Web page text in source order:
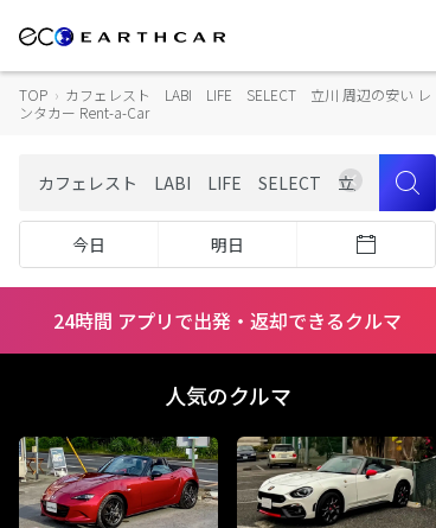
TOP › カフェレスト LABI LIFE SELECT 立川 周辺の安い レ
ンタカー Rent-a-Car
今日 明日
24時間 アプリで出発・返却できるクルマ
人気のクルマ